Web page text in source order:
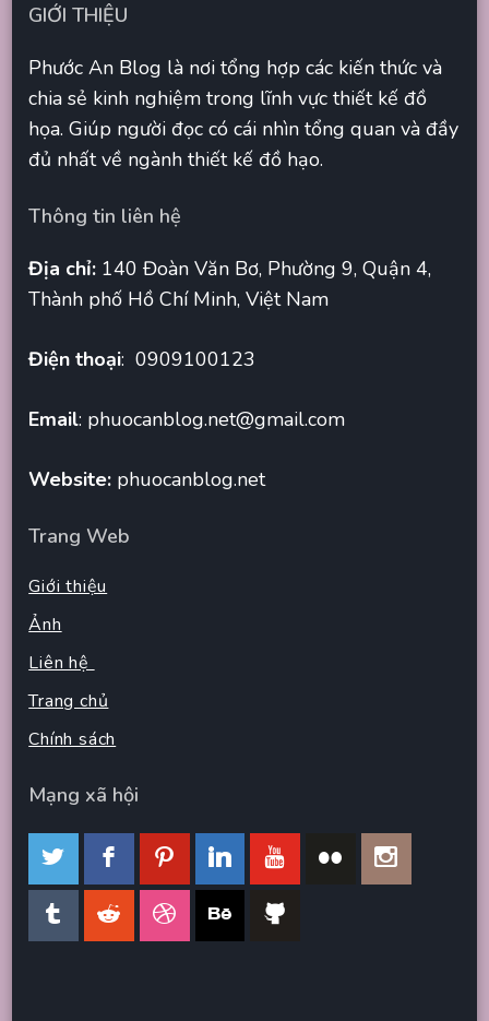
GIỚI THIỆU
Phước An Blog là nơi tổng hợp các kiến thức và
chia sẻ kinh nghiệm trong lĩnh vực thiết kế đồ
họa. Giúp người đọc có cái nhìn tổng quan và đầy
đủ nhất về ngành thiết kế đồ hạo.
Thông tin liên hệ
Địa chỉ: 140 Đoàn Văn Bơ, Phường 9, Quận 4,
Thành phố Hồ Chí Minh, Việt Nam
Điện thoại: 0909100123
Email: phuocanblog.net@gmail.com
Website: phuocanblog.net
Trang Web
Giới thiệu
Ảnh
Liên hệ
Trang chủ
Chính sách
Mạng xã hội